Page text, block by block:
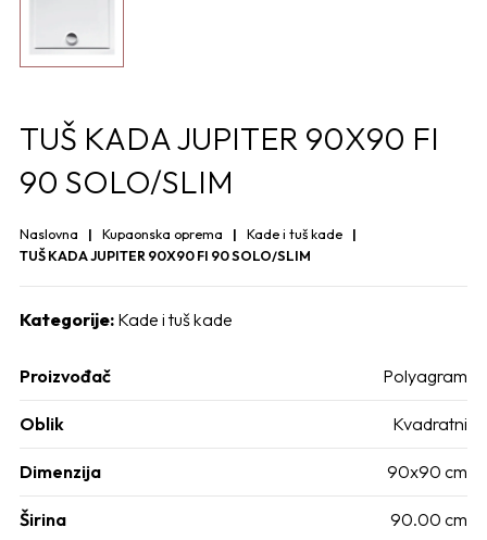
TUŠ KADA JUPITER 90X90 FI
90 SOLO/SLIM
Naslovna Kupaonska oprema
Kade i tuš kade
TUŠ KADA JUPITER 90X90 FI 90 SOLO/SLIM
Kategorije: Kade i tuš kade
Proizvođač Polyagram
Oblik Kvadratni
Dimenzija 90x90 cm
Širina 90.00 cm